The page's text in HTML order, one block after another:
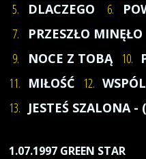
5.
DLACZEGO 6.
7.
PRZESZŁO MINĘŁO
9.
NOCE Z TOBĄ 10.
11. MIŁOŚĆ 12.
13. JESTEŚ SZALONA
1.07.1997 GREEN STAR